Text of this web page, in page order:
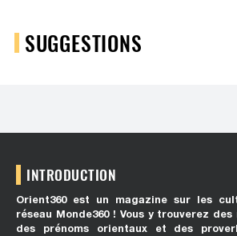
SUGGESTIONS
INTRODUCTION
Orient360 est un magazine sur les
réseau Monde360 ! Vous y trouverez
des prénoms orientaux et des